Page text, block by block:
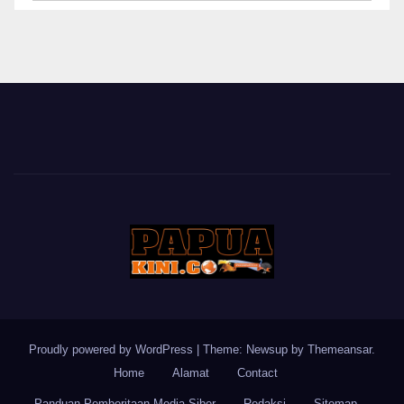
Proudly powered by WordPress Theme: Newsup by Themeansar.
Home
Alamat Contact